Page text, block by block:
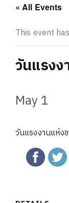
« All Events
This event
วันแรง
May 1
วันแรงงานแห่ง